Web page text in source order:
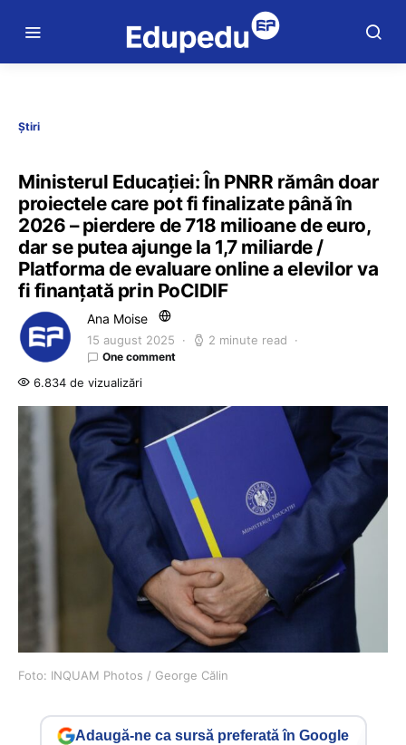
Știri
Ministerul Educației: În PNRR rămân doar
proiectele care pot fi finalizate până în
2026 – pierdere de 718 milioane de euro,
dar se putea ajunge la 1,7 miliarde /
Platforma de evaluare online a elevilor va
fi finanțată prin PoCIDIF
Ana Moise
15 august 2025 2 minute read
One comment
6.834 de vizualizări
Foto: INQUAM Photos / George Călin
Adaugă-ne ca sursă preferată în Google